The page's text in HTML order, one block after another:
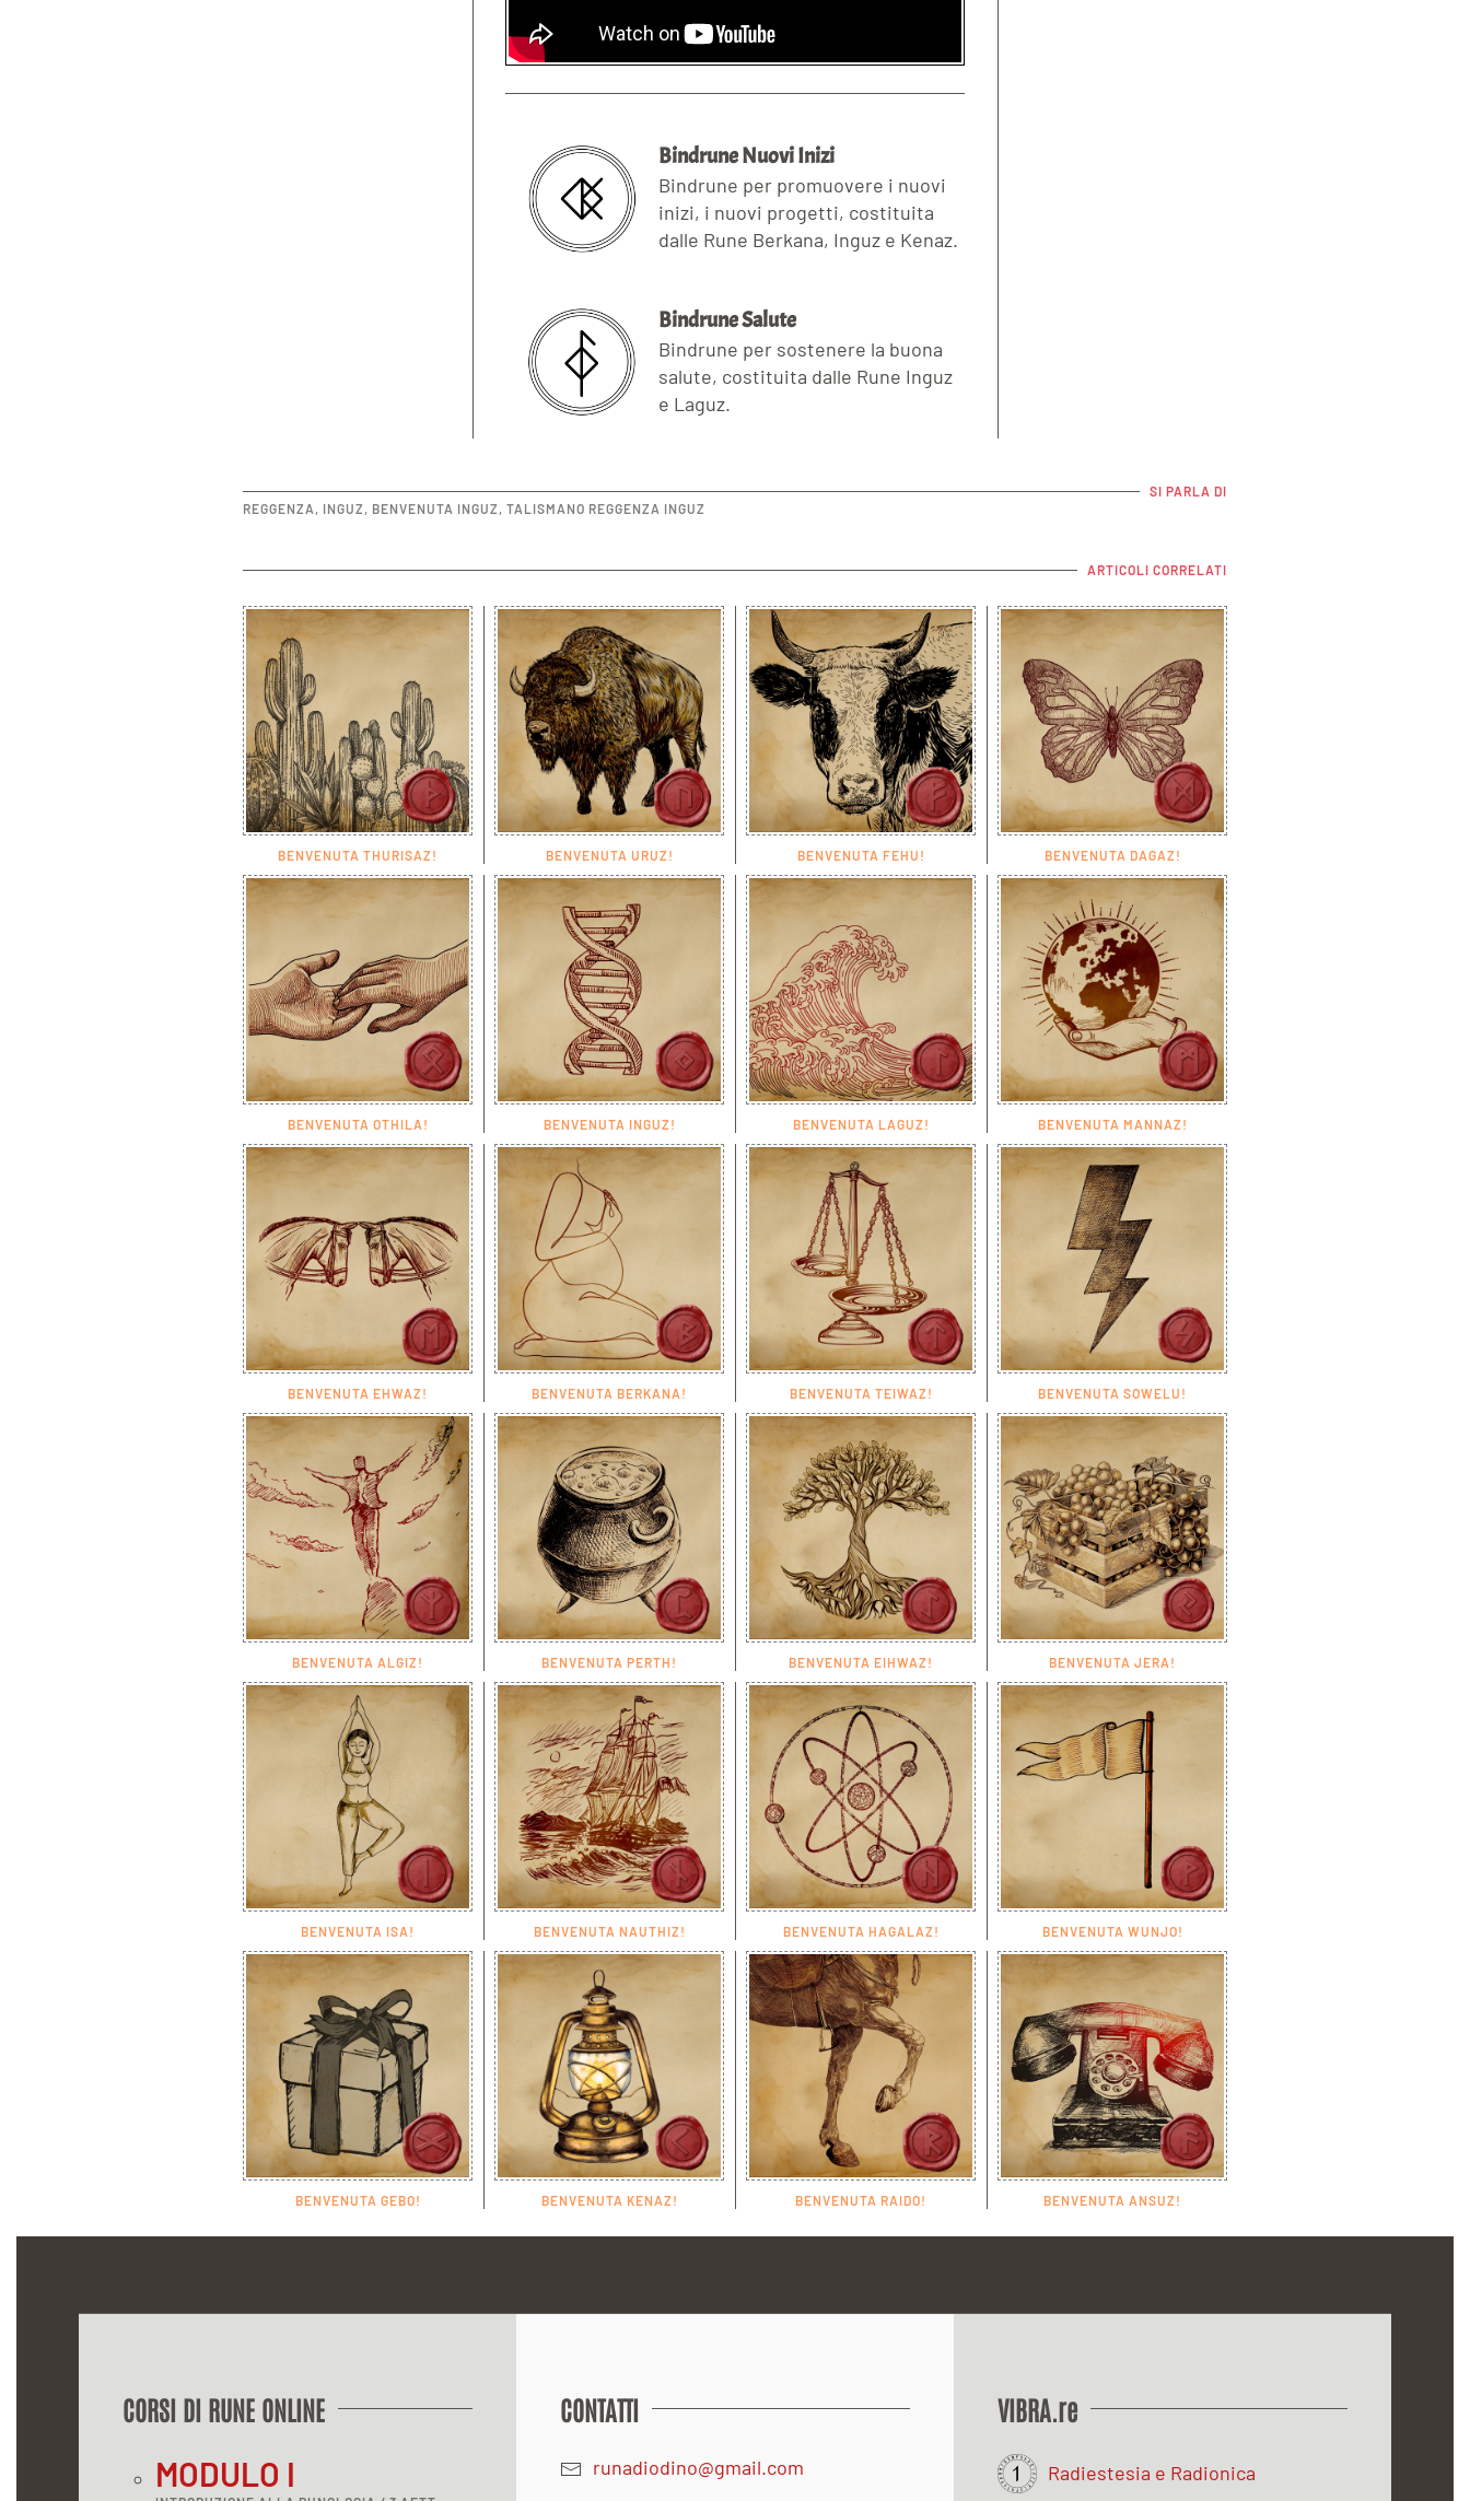
Bindrune Nuovi Inizi
Bindrune per promuovere i nuovi
inizi, i nuovi progetti, costituita
dalle Rune Berkana, Inguz e Kenaz.
Bindrune Salute
Bindrune per sostenere la buona
salute, costituita dalle Rune Inguz
e Laguz.
SI PARLA DI
REGGENZA , INGUZ , BENVENUTA INGUZ , TALISMANO REGGENZA INGUZ
ARTICOLI CORRELATI
BENVENUTA THURISAZ! BENVENUTA URUZ! BENVENUTA FEHU! BENVENUTA DAGAZ!
BENVENUTA OTHILA! BENVENUTA INGUZ! BENVENUTA LAGUZ! BENVENUTA MANNAZ!
BENVENUTA EHWAZ! BENVENUTA BERKANA! BENVENUTA TEIWAZ! BENVENUTA SOWELU!
BENVENUTA ALGIZ! BENVENUTA PERTH! BENVENUTA EIHWAZ! BENVENUTA JERA!
BENVENUTA ISA! BENVENUTA NAUTHIZ! BENVENUTA HAGALAZ! BENVENUTA WUNJO!
BENVENUTA GEBO! BENVENUTA KENAZ! BENVENUTA RAIDO! BENVENUTA ANSUZ!
CORSI DI RUNE ONLINE
MODULO I
CONTATTI
runadiodino@gmail.com
VIBRA.re
Radiestesia e Radionica